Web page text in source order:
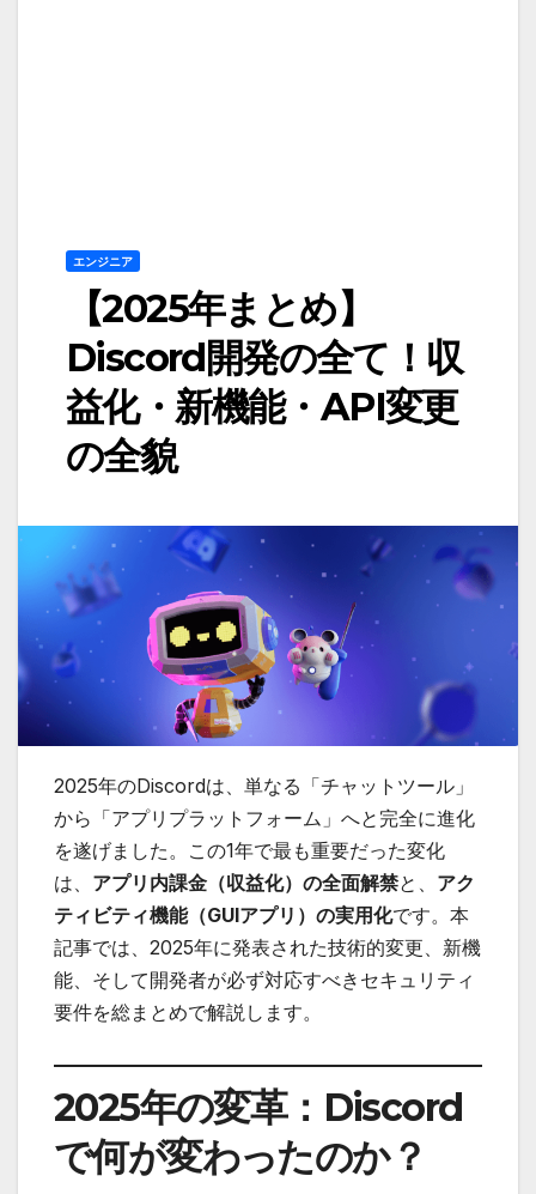
エンジニア
【2025年まとめ】
Discord開発の全て！収
益化・新機能・API変更
の全貌
2025年のDiscordは、単なる「チャットツール」
から「アプリプラットフォーム」へと完全に進化
を遂げました。この1年で最も重要だった変化
は、 アプリ内課金（収益化）の全面解禁と、 アク
ティビティ機能（GUIアプリ）の実用化です。本
記事では、2025年に発表された技術的変更、新機
能、そして開発者が必ず対応すべきセキュリティ
要件を総まとめで解説します。
2025年の変革：Discord
で何が変わったのか？